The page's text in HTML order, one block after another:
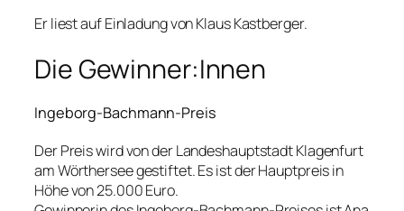
Er liest auf Einladung von Klaus Kastberger.
Die Gewinner:Innen
Ingeborg-Bachmann-Preis
Der Preis wird von der Landeshauptstadt Klagenfurt
am Wörthersee gestiftet. Es ist der Hauptpreis in
Höhe von 25.000 Euro.